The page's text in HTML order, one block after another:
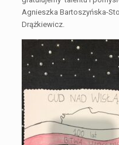
Agnieszka Bartoszyńska-
Drążkiewicz.